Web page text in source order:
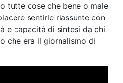
tutte cose che bene o male
sentirle riassunte con
e capacità di sintesi da chi
che era il giornalismo di